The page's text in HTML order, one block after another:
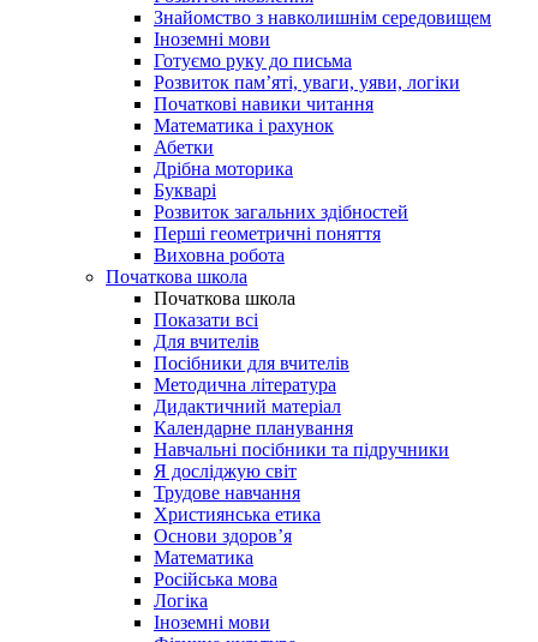
Знайомство з навколишнім середовищем
Іноземні мови
Готуємо руку до письма
Розвиток пам’яті, уваги, уяви, логіки
Початкові навики читання
Математика і рахунок
Абетки
Дрібна моторика
Букварі
Розвиток загальних здібностей
Перші геометричні поняття
Виховна робота
Початкова школа
Початкова школа
Показати всі
Для вчителів
Посібники для вчителів
Методична література
Дидактичний матеріал
Календарне планування
Навчальні посібники та підручники
Я досліджую світ
Трудове навчання
Християнська етика
Основи здоров’я
Математика
Російська мова
Логіка
Іноземні мови